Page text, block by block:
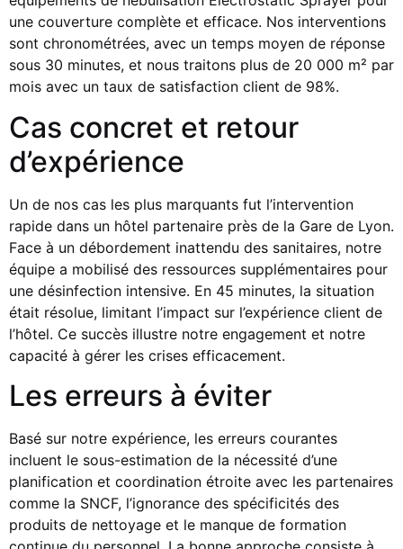
une couverture complète et efficace. Nos interventions
sont chronométrées, avec un temps moyen de réponse
sous 30 minutes, et nous traitons plus de 20 000 m² par
mois avec un taux de satisfaction client de 98%.
Cas concret et retour
d’expérience
Un de nos cas les plus marquants fut l’intervention
rapide dans un hôtel partenaire près de la Gare de Lyon.
Face à un débordement inattendu des sanitaires, notre
équipe a mobilisé des ressources supplémentaires pour
une désinfection intensive. En 45 minutes, la situation
était résolue, limitant l’impact sur l’expérience client de
l’hôtel. Ce succès illustre notre engagement et notre
capacité à gérer les crises efficacement.
Les erreurs à éviter
Basé sur notre expérience, les erreurs courantes
incluent le sous-estimation de la nécessité d’une
planification et coordination étroite avec les partenaires
comme la SNCF, l’ignorance des spécificités des
produits de nettoyage et le manque de formation